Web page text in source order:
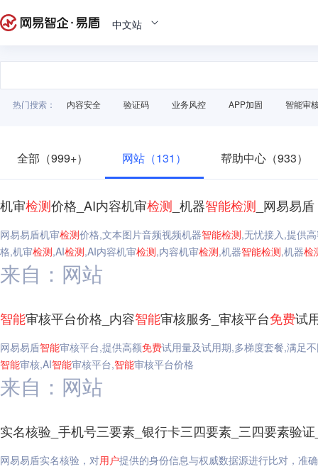
中文站
热门搜索： 内容安全 验证码 业务风控 APP加固 智能审
全部（999+） 网站（131） 帮助中心（933）
机审检测价格_AI内容机审检测 _机器智能检测 _网易易盾
网易易盾机审检测价格,文本图片音频视频机器智能检测,无忧接入,提供
格,机审检测,AI检测,AI内容机审检测,内容机审检测,机器智能检测,机器检
来自：网站
智能审核平台价格_内容智能审核服务_审核平台免费试
网易易盾智能审核平台,提供高额免费试用量及试用期,多梯度套餐,满足
智能审核,AI智能审核平台,智能审核平台价格
来自：网站
实名核验_手机号三要素_银行卡三四要素_三四要素验
网易易盾实名核验，对用户提供的身份信息与权威数据源进行比对，准